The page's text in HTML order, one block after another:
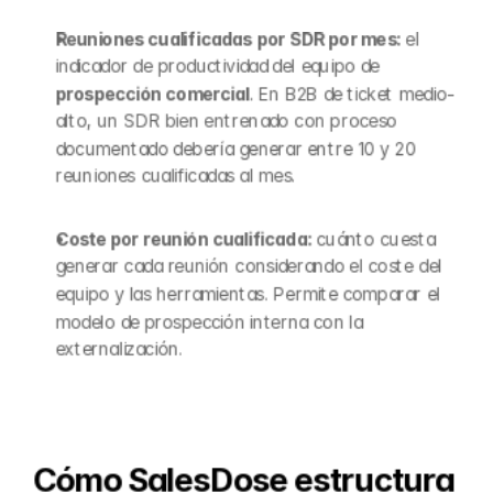
Reuniones cualificadas por SDR por mes: el
indicador de productividad del equipo de
prospección comercial. En B2B de ticket medio-
alto, un SDR bien entrenado con proceso
documentado debería generar entre 10 y 20
reuniones cualificadas al mes.
Coste por reunión cualificada: cuánto cuesta
generar cada reunión considerando el coste del
equipo y las herramientas. Permite comparar el
modelo de prospección interna con la
externalización.
Cómo SalesDose estructura